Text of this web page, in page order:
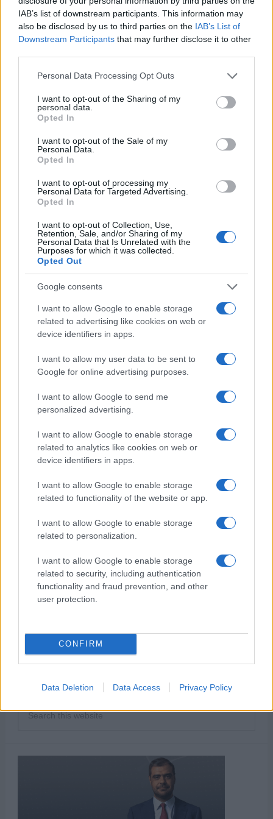
IAB’s list of downstream participants. This information may
also be disclosed by us to third parties on the IAB’s List of
Downstream Participants that may further disclose it to other
Please note that this website/app uses one or more Google
not limited to your visit or usage behaviour. You may click to
grant or deny consent to Google and its third-party tags to
use your data for below specified purposes in below Google
consent section.
Personal Data Processing Opt Outs
I want to opt-out of the Sharing of my
personal data.
Opted In
I want to opt-out of the Sale of my
Personal Data.
Opted In
I want to opt-out of processing my
Personal Data for Targeted Advertising.
Opted In
I want to opt-out of Collection, Use,
Retention, Sale, and/or Sharing of my
Personal Data that Is Unrelated with the
Purposes for which it was collected.
Opted Out
Google consents
I want to allow Google to enable storage
related to advertising like cookies on web or
device identifiers in apps.
I want to allow my user data to be sent to
Google for online advertising purposes.
I want to allow Google to send me
personalized advertising.
I want to allow Google to enable storage
related to analytics like cookies on web or
device identifiers in apps.
I want to allow Google to enable storage
related to functionality of the website or app.
I want to allow Google to enable storage
related to personalization.
I want to allow Google to enable storage
related to security, including authentication
functionality and fraud prevention, and other
user protection.
CONFIRM
Data Deletion Data Access Privacy Policy
Διαφωνεί η Τράπεζα της Ελλάδος με ενδεχόμενο «κούρεμα»
των δανείων των μεγάλων ΜΜΕ. Στις συζητήσεις που έχουν με
προβλήματα και ότι στη συνέχεια θα πρέπει οι τράπεζες να
αποδεχθούν, κατ’ αναλογία, και «κούρεμα» των στεγαστικών
ΕΠΙΣΗΜΑΣΜΕΝΟ ΜΕ:
Παναγούλης: Δώστε στοιχεία για τα
δάνεια του Mega
26/01/2014
Ξανά προς έλεγχο τα δάνεια του Mega. Ο βουλευτής του
ΣΥΡΙΖΑ, Στάθης Παναγούλης, μετά το δημοσίευμα του «Π» την
Mega, κατέθεσε ερώτηση προς τον υπουργό Δικαιοσύνης,
Χαράλαμπο Αθανασίου, καθώς έχει ξεκινήσει από τον Ιανουάριο
ΑΝΗΚΕΙ ΣΤΗΝ ΚΑΤΗΓΟΡΙΑ:
ΠΑΝΑΓΟΥΛΗΣ , ΣΥΡΙΖΑ